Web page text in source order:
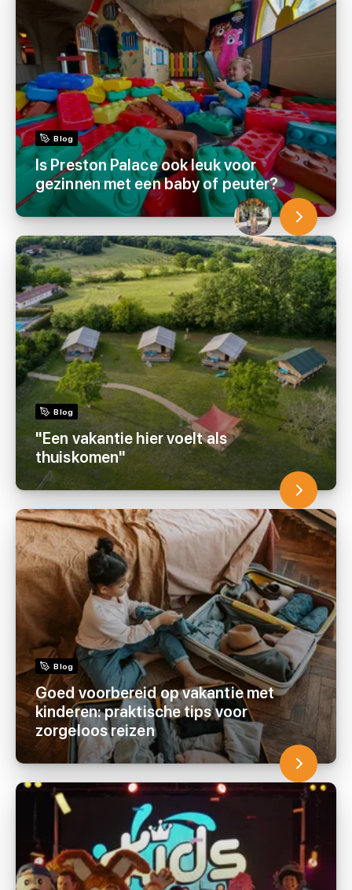
Blog
Is Preston Palace ook leuk voor
gezinnen met een baby of peuter?
Blog
"Een vakantie hier voelt als
thuiskomen"
Blog
Goed voorbereid op vakantie met
kinderen: praktische tips voor
zorgeloos reizen